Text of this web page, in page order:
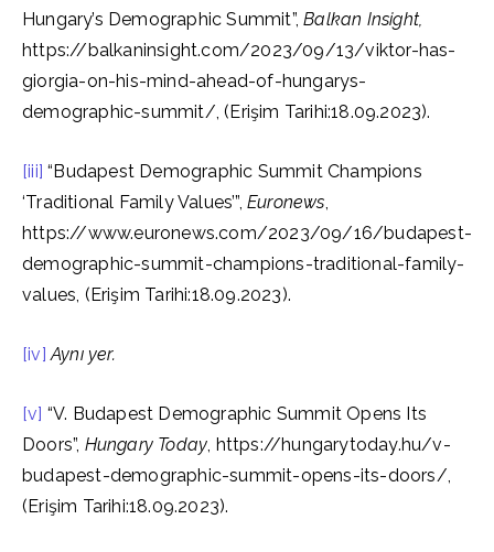
Hungary’s Demographic Summit”,Balkan Insight,
https://balkaninsight.com/2023/09/13/viktor-has-
giorgia-on-his-mind-ahead-of-hungarys-
demographic-summit/, (Erişim Tarihi:18.09.2023).
[iii] “Budapest Demographic Summit Champions
‘Traditional Family Values’”, Euronews,
https://www.euronews.com/2023/09/16/budapest-
demographic-summit-champions-traditional-family-
values, (Erişim Tarihi:18.09.2023).
[iv] Aynı yer.
[v] “V. Budapest Demographic Summit Opens Its
Doors”, Hungary Today, https://hungarytoday.hu/v-
budapest-demographic-summit-opens-its-doors/,
(Erişim Tarihi:18.09.2023).